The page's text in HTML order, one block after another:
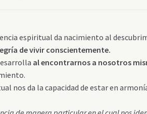
espiritual da nacimiento al
de vivir conscientemente.
al encontrarnos a nosotros
nos da la capacidad de estar en